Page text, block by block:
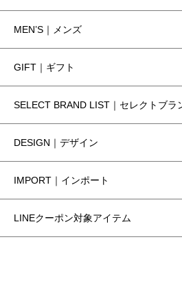
MEN’S｜メンズ
GIFT｜ギフト
SELECT BRAND LIST｜セレクトブラ
DESIGN｜デザイン
IMPORT｜インポート
LINEクーポン対象アイテム